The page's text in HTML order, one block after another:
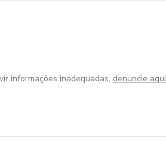
informações inadequadas, denuncie aqui